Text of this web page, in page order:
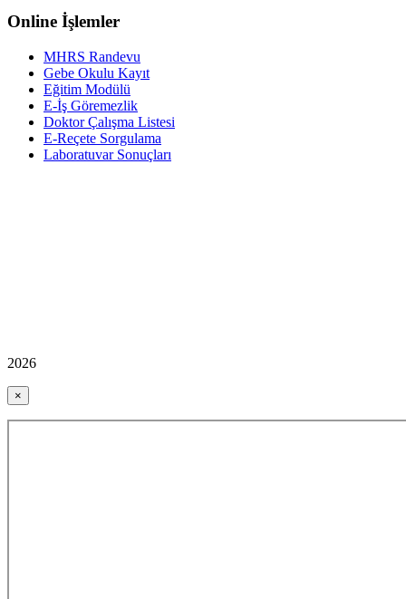
Online İşlemler
MHRS Randevu
Gebe Okulu Kayıt
Eğitim Modülü
E-İş Göremezlik
Doktor Çalışma Listesi
E-Reçete Sorgulama
Laboratuvar Sonuçları
2026
×